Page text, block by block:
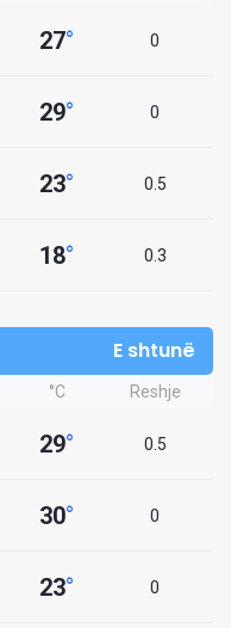
27° 0
29° 0
23° 0.5
18° 0.3
E shtunë
°C Reshje
29° 0.5
30° 0
23° 0